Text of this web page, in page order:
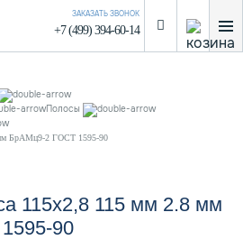
ЗАКАЗАТЬ ЗВОНОК
+7 (499) 394-60-14
Полосы
БрАМц9-2 ГОСТ 1595-90
115х2,8 115 мм 2.8 мм
90